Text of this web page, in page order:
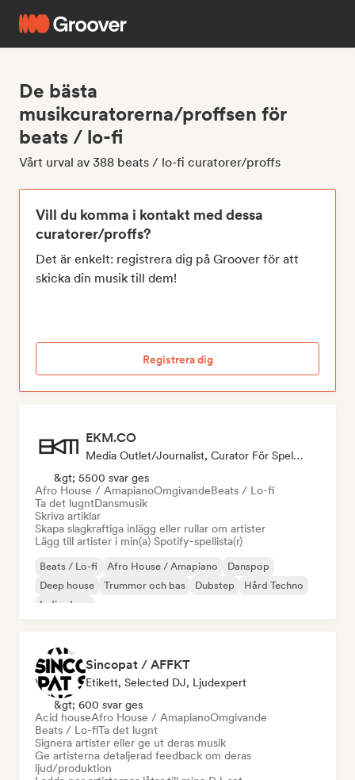
De bästa
musikcuratorerna/proffsen för
beats / lo-fi
Vårt urval av 388 beats / lo-fi curatorer/proffs
Vill du komma i kontakt med dessa
curatorer/proffs?
Det är enkelt: registrera dig på Groover för att
skicka din musik till dem!
Registrera dig
EKM.CO
Media Outlet/Journalist, Curator För Spellistor
&gt; 5500 svar ges
Afro House / AmapianoOmgivandeBeats / Lo-fi
Ta det lugntDansmusik
Skriva artiklar
Skapa slagkraftiga inlägg eller rullar om artister
Lägg till artister i min(a) Spotify-spellista(r)
Beats / Lo-fi Afro House / Amapiano
Danspop
Deep house
Trummor och bas Dubstep
Hård Techno
Indie-dans
Sincopat / AFFKT
Etikett, Selected DJ, Ljudexpert
&gt; 600 svar ges
Acid houseAfro House / AmapianoOmgivande
Beats / Lo-fiTa det lugnt
Signera artister eller ge ut deras musik
Ge artisterna detaljerad feedback om deras
ljud/produktion